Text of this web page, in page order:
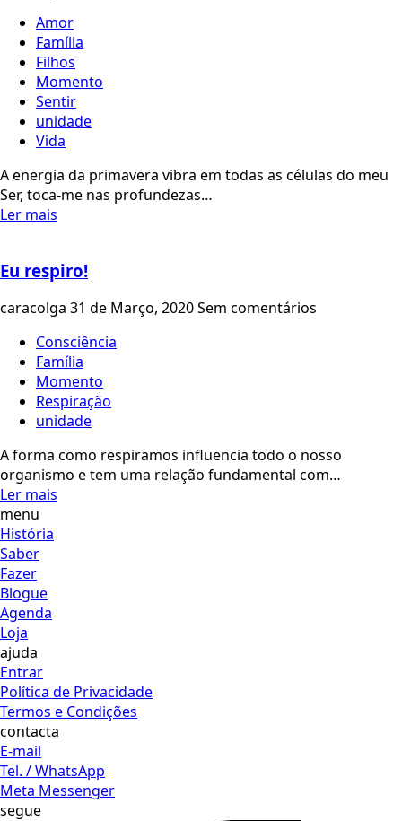
Amor
Família
Filhos
Momento
Sentir
unidade
Vida
A energia da primavera vibra em todas as células do meu
Ser, toca-me nas profundezas…
Ler mais
Eu respiro!
caracolga 31 de Março, 2020Sem comentários
Consciência
Família
Momento
Respiração
unidade
A forma como respiramos influencia todo o nosso
organismo e tem uma relação fundamental com…
Ler mais
menu
História
Saber
Fazer
Blogue
Agenda
Loja
ajuda
Entrar
Política de Privacidade
Termos e Condições
contacta
E-mail
Tel. / WhatsApp
Meta Messenger
segue